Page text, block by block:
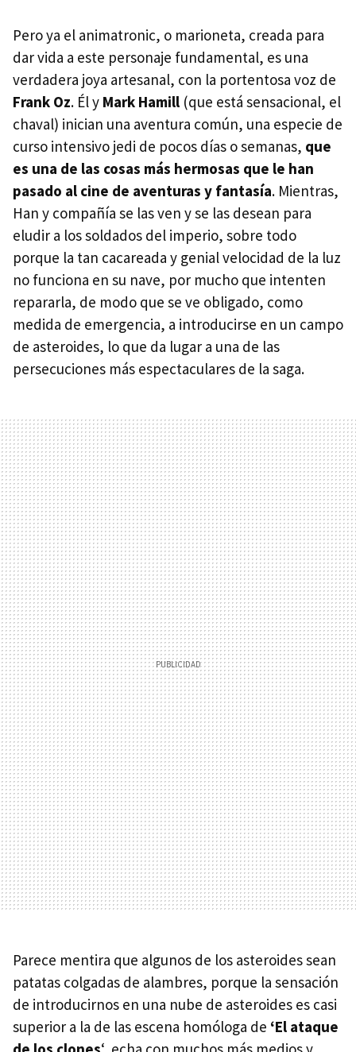
Pero ya el animatronic, o marioneta, creada para
dar vida a este personaje fundamental, es una
verdadera joya artesanal, con la portentosa voz de
Frank Oz. Él y Mark Hamill (que está sensacional, el
chaval) inician una aventura común, una especie de
curso intensivo jedi de pocos días o semanas, que
es una de las cosas más hermosas que le han
pasado al cine de aventuras y fantasía. Mientras,
Han y compañía se las ven y se las desean para
eludir a los soldados del imperio, sobre todo
porque la tan cacareada y genial velocidad de la luz
no funciona en su nave, por mucho que intenten
repararla, de modo que se ve obligado, como
medida de emergencia, a introducirse en un campo
de asteroides, lo que da lugar a una de las
persecuciones más espectaculares de la saga.
Parece mentira que algunos de los asteroides sean
patatas colgadas de alambres, porque la sensación
de introducirnos en una nube de asteroides es casi
superior a la de las escena homóloga de ‘El ataque